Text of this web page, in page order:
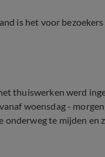
is het voor
thuiswerken werd
woensdag -
te mijden en